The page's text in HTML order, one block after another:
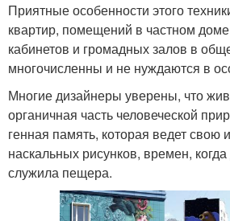
Приятные особенности этого
квартир, помещений в частном
кабинетов и громадных залов в
многочисленны и не нуждаются в
Многие дизайнеры уверены, что
органичная часть человеческой
генная память, которая ведет свою
наскальных рисунков, времен,
служила пещера.